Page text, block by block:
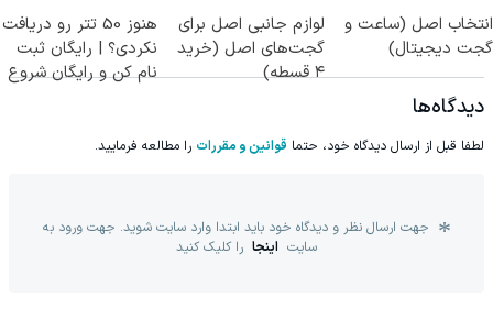
انتخاب اصل (ساعت و
گجت دیجیتال)
لوازم جانبی اصل برای
گجت‌های اصل (خرید
۴ قسطه)
هنوز 50 تتر رو دریافت
نکردی؟ | رایگان ثبت
نام کن و رایگان شروع
دیدگاه‌ها
لطفا قبل از ارسال دیدگاه خود، حتما قوانین و مقررات را مطالعه فرمایید.
جهت ارسال نظر و دیدگاه خود باید ابتدا وارد سایت شوید. جهت ورود به
سایت اینجا را کلیک کنید